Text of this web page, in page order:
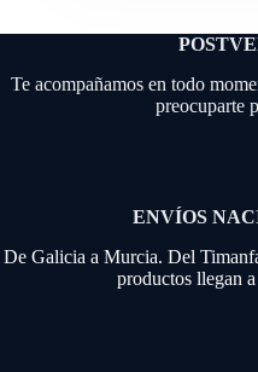
Te acompañamos en todo
preocuparte
ENVÍOS
De Galicia a Murcia. Del
productos llegan